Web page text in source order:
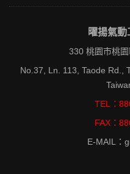
曜揚氣動
330 桃園市桃
No.37, Ln. 113, Taode Rd.,
TEL：
FAX：
E-MAIL：